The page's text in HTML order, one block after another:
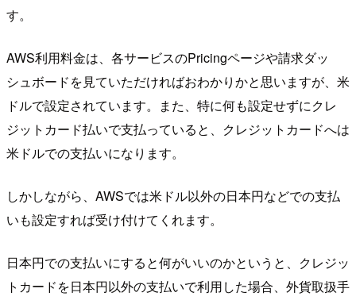
す。
AWS利用料金は、各サービスのPricingページや請求ダッ
シュボードを見ていただければおわかりかと思いますが、米
ドルで設定されています。また、特に何も設定せずにクレ
ジットカード払いで支払っていると、クレジットカードへは
米ドルでの支払いになります。
しかしながら、AWSでは米ドル以外の日本円などでの支払
いも設定すれば受け付けてくれます。
日本円での支払いにすると何がいいのかというと、クレジッ
トカードを日本円以外の支払いで利用した場合、外貨取扱手